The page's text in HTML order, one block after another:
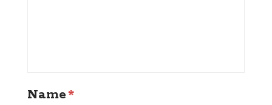
Name*